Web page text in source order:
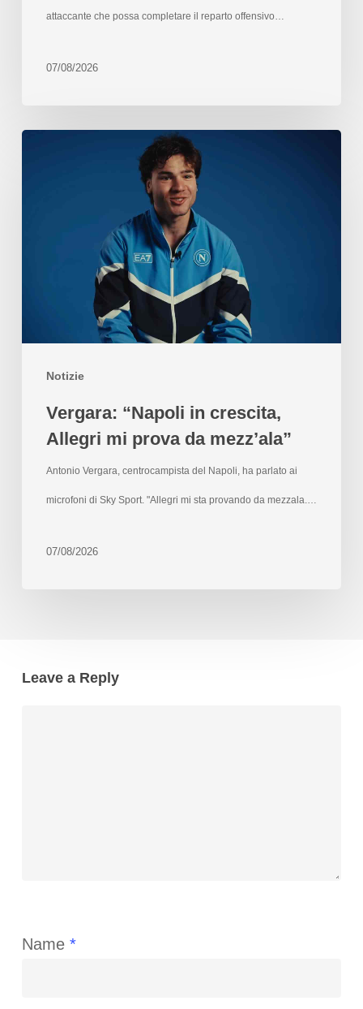
attaccante che possa completare il reparto offensivo…
07/08/2026
Notizie
Vergara: “Napoli in crescita,
Allegri mi prova da mezz’ala”
Antonio Vergara, centrocampista del Napoli, ha parlato ai
microfoni di Sky Sport. "Allegri mi sta provando da mezzala.…
07/08/2026
Leave a Reply
Name *